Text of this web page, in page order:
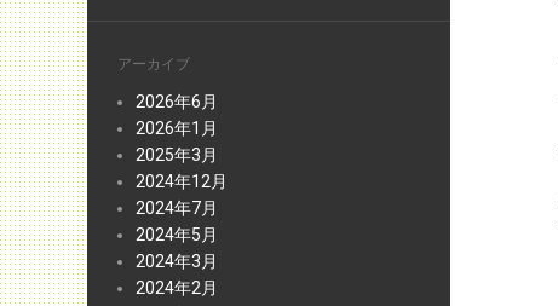
アーカイブ
2026年6月
2026年1月
2025年3月
2024年12月
2024年7月
2024年5月
2024年3月
2024年2月